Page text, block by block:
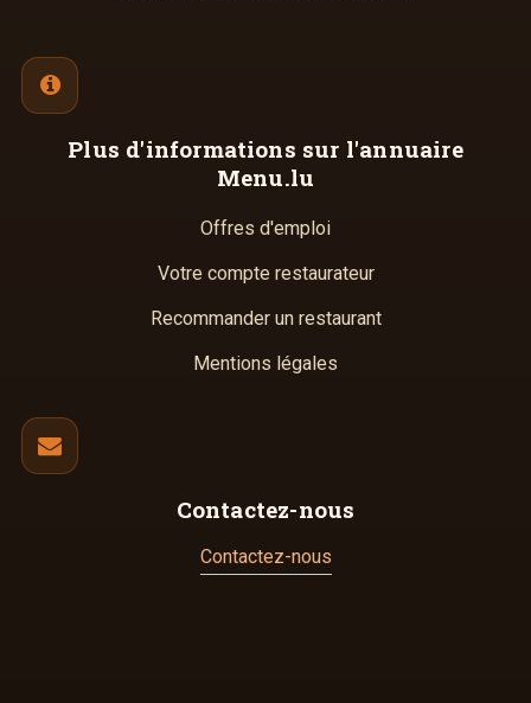
Plus d'informations sur l'annuaire
Menu.lu
Offres d'emploi
Votre compte restaurateur
Recommander un restaurant
Mentions légales
Contactez-nous
Contactez-nous